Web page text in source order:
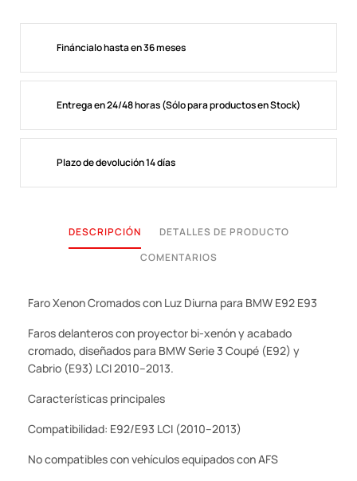
Fináncialo hasta en 36 meses
Entrega en 24/48 horas (Sólo para productos en Stock)
Plazo de devolución 14 días
DESCRIPCIÓN
DETALLES DE PRODUCTO
COMENTARIOS
Faro Xenon Cromados con Luz Diurna para BMW E92 E93
Faros delanteros con proyector bi-xenón y acabado
cromado, diseñados para BMW Serie 3 Coupé (E92) y
Cabrio (E93) LCI 2010–2013.
Características principales
Compatibilidad: E92/E93 LCI (2010–2013)
No compatibles con vehículos equipados con AFS